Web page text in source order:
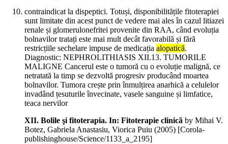
contraindicat la dispeptici. Totuși, disponibilitățile fitoterapiei
sunt limitate din acest punct de vedere mai ales în cazul litiazei
renale și glomerulonefritei provenite din RAA, când evoluția
bolnavilor tratați este mai mult decât favorabilă și fără
restricțiile sechelare impuse de medicația alopatică.
Diagnostic: NEPHROLITHIASIS XII.13. TUMORILE
MALIGNE Cancerul este o tumoră cu o evoluție malignă, ce
netratată la timp se dezvoltă progresiv producând moartea
bolnavilor. Tumora crește prin înmulțirea anarhică a celulelor
invadând țesuturile învecinate, vasele sanguine și limfatice,
teaca nervilor
XII. Bolile şi fitoterapia. In: Fitoterapie clinică by Mihai V.
Botez, Gabriela Anastasiu, Viorica Puiu (2005) [Corola-
publishinghouse/Science/1133_a_2195]